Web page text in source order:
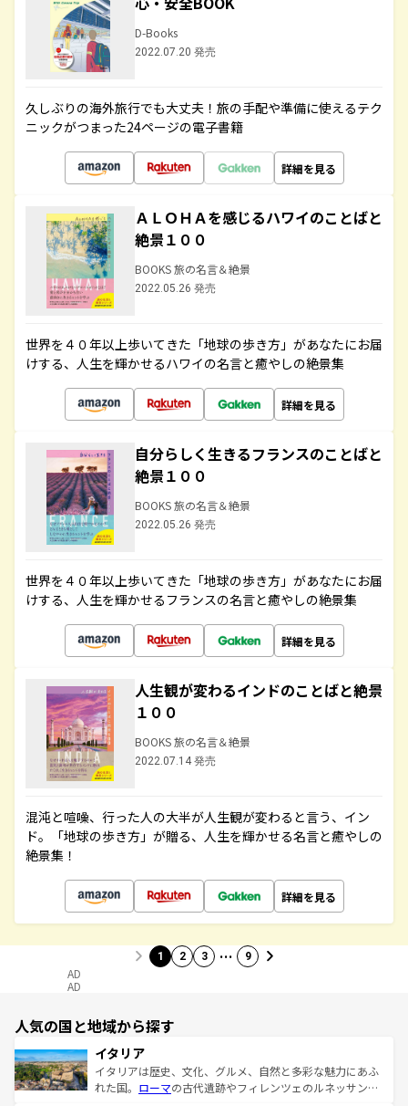
D-Books
2022.07.20 発売
久しぶりの海外旅行でも大丈夫！旅の手配や準備に使えるテク
ニックがつまった24ページの電子書籍
詳細を見る
ＡＬＯＨＡを感じるハワイのことばと
絶景１００
BOOKS 旅の名言＆絶景
2022.05.26 発売
世界を４０年以上歩いてきた「地球の歩き方」があなたにお届
けする、人生を輝かせるハワイの名言と癒やしの絶景集
詳細を見る
自分らしく生きるフランスのことばと
絶景１００
BOOKS 旅の名言＆絶景
2022.05.26 発売
世界を４０年以上歩いてきた「地球の歩き方」があなたにお届
けする、人生を輝かせるフランスの名言と癒やしの絶景集
詳細を見る
人生観が変わるインドのことばと絶景
１００
BOOKS 旅の名言＆絶景
2022.07.14 発売
混沌と喧噪、行った人の大半が人生観が変わると言う、イン
ド。「地球の歩き方」が贈る、人生を輝かせる名言と癒やしの
絶景集！
詳細を見る
1 2 3 … 9
AD
AD
人気の国と地域から探す
イタリア
イタリアは歴史、文化、グルメ、自然と多彩な魅力にあふ
れた国。 ローマの古代遺跡やフィレンツェのルネッサンス